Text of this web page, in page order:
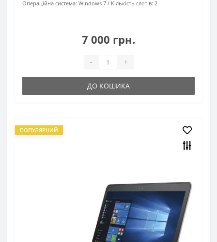
Операційна система: Windows 7 Кількість слотів: 2
7 000 грн.
- +
ДО КОШИКА
ПОПУЛЯРНИЙ